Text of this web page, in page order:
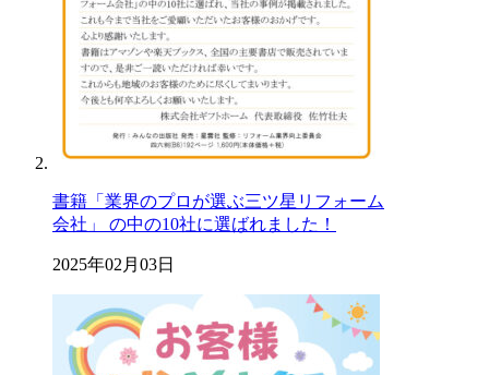
書籍「業界のプロが選ぶ三ツ星リフォーム
会社」 の中の10社に選ばれました！
2025年02月03日